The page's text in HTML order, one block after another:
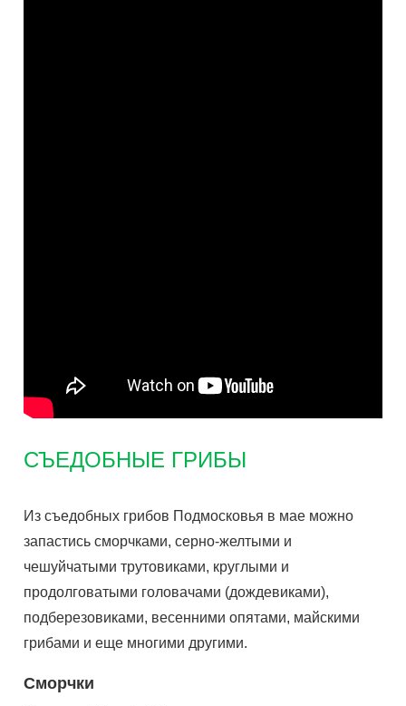
СЪЕДОБНЫЕ ГРИБЫ
Из съедобных грибов Подмосковья в мае можно
запастись сморчками, серно-желтыми и
чешуйчатыми трутовиками, круглыми и
продолговатыми головачами (дождевиками),
подберезовиками, весенними опятами, майскими
грибами и еще многими другими.
Сморчки